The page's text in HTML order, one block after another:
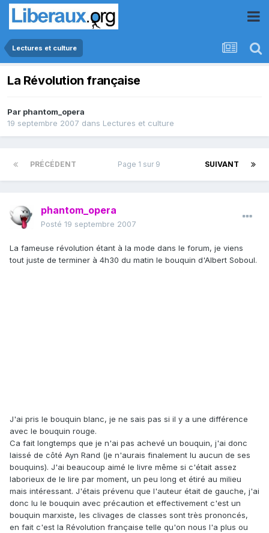
Lectures et culture
La Révolution française
Par phantom_opera
19 septembre 2007 dans Lectures et culture
PRÉCÉDENT SUIVANT
Page 1 sur 9
phantom_opera
Posté 19 septembre 2007
La fameuse révolution étant à la mode dans le forum, je viens
tout juste de terminer à 4h30 du matin le bouquin d'Albert Soboul.
J'ai pris le bouquin blanc, je ne sais pas si il y a une différence
avec le bouquin rouge.
Ca fait longtemps que je n'ai pas achevé un bouquin, j'ai donc
laissé de côté Ayn Rand (je n'aurais finalement lu aucun de ses
bouquins). J'ai beaucoup aimé le livre même si c'était assez
laborieux de le lire par moment, un peu long et étiré au milieu
mais intéressant. J'étais prévenu que l'auteur était de gauche, j'ai
donc lu le bouquin avec précaution et effectivement c'est un
bouquin marxiste, les clivages de classes sont très prononcés,
en fait c'est la Révolution française telle qu'on nous l'a plus ou